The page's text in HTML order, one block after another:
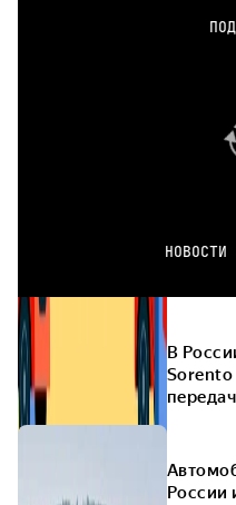
НОВОСТИ
В
Sorento
передач
России